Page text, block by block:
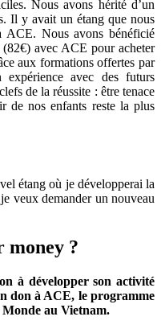
Nous avons hérité d’un
Il y avait un étang que nous
ACE. Nous avons bénéficié
avec ACE pour acheter
aux formations offertes par
avec des futurs
de la réussite : être tenace
de nos enfants reste la plus
étang où je développerai la
veux demander un nouveau
money ?
à développer son activité
don à ACE, le programme
au Vietnam.